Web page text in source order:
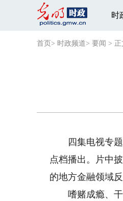
时
首页 > 时政频道> 要闻 > 正
四集电视专题
点档播出。片中
的地方金融领域
嗜赌成瘾、干